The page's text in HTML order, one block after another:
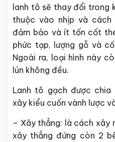
lanh tô sẽ thay đổi trong
thuộc vào nhịp và
đảm bảo và ít tốn cốt
phức tạp, lượng gỗ và
Ngoài ra, loại hình này
lún không đều.
Lanh tô gạch được
xây kiểu cuốn vành lược
– Xây thẳng: là cách xây
xây thẳng đứng còn 2